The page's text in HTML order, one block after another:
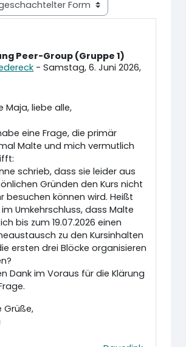
Peer-Group (Gruppe 1)
-Samstag, 6. Juni 2026,
2
Maja, liebe alle,
eine Frage, die primär
Malte und mich vermutlich
schrieb, dass sie leider aus
Gründen den Kurs nicht
besuchen können wird. Heißt
Umkehrschluss, dass Malte
bis zum 19.07.2026 einen
zu den Kursinhalten
ersten drei Blöcke organisieren
Dank im Voraus für die Klärung
Grüße,